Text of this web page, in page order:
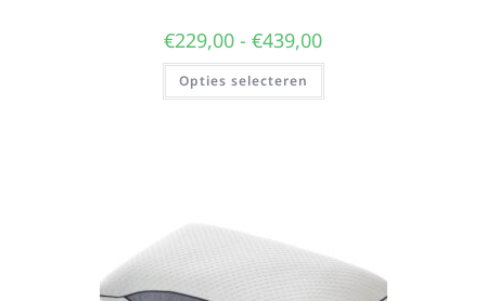
€229,00 - €439,00
Opties selecteren